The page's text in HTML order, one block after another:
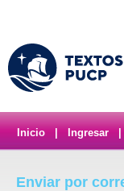
Inicio Ingresar
Enviar por